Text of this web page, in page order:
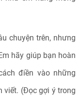
chuyện trên, nhưng
hãy giúp bạn hoàn
điền vào những
viết. (Đọc gợi ý trong